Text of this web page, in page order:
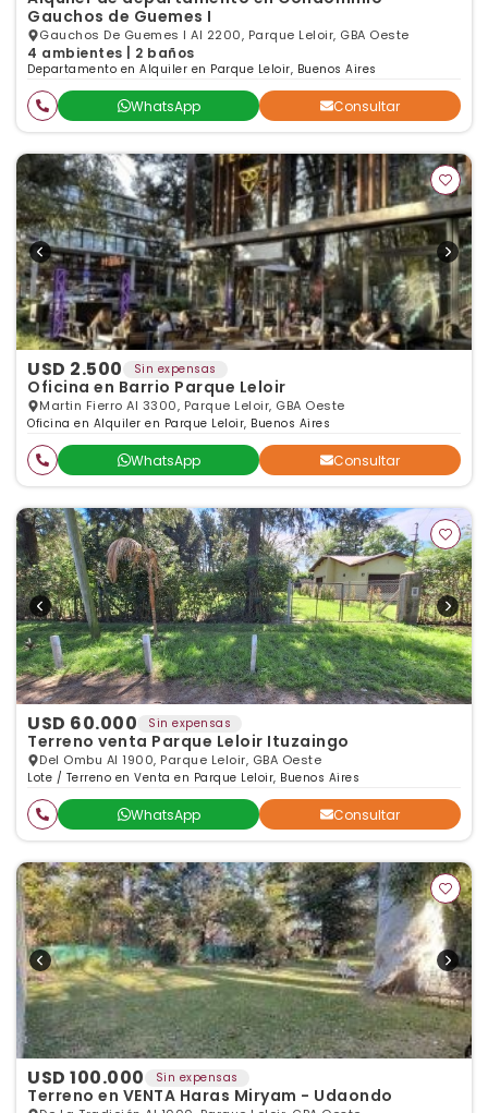
Gauchos de Guemes I
Gauchos De Guemes I Al 2200, Parque Leloir, GBA Oeste
4 ambientes | 2 baños
Departamento en Alquiler en Parque Leloir, Buenos Aires
WhatsApp Consultar
USD 2.500 Sin expensas
Oficina en Barrio Parque Leloir
Martin Fierro Al 3300, Parque Leloir, GBA Oeste
Oficina en Alquiler en Parque Leloir, Buenos Aires
WhatsApp Consultar
USD 60.000 Sin expensas
Terreno venta Parque Leloir Ituzaingo
Del Ombu Al 1900, Parque Leloir, GBA Oeste
Lote / Terreno en Venta en Parque Leloir, Buenos Aires
WhatsApp Consultar
USD 100.000 Sin expensas
Terreno en VENTA Haras Miryam - Udaondo